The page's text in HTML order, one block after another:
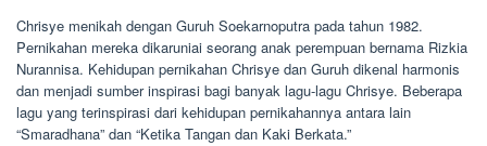
Chrisye menikah dengan Guruh Soekarnoputra pada tahun 1982.
Pernikahan mereka dikaruniai seorang anak perempuan bernama Rizkia
Nurannisa. Kehidupan pernikahan Chrisye dan Guruh dikenal harmonis
dan menjadi sumber inspirasi bagi banyak lagu-lagu Chrisye. Beberapa
lagu yang terinspirasi dari kehidupan pernikahannya antara lain
“Smaradhana” dan “Ketika Tangan dan Kaki Berkata.”